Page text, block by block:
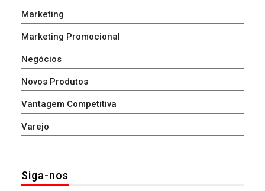
Marketing
Marketing Promocional
Negócios
Novos Produtos
Vantagem Competitiva
Varejo
Siga-nos